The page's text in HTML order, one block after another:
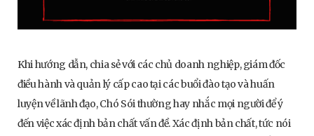
Khi hướng dẫn, chia sẻ với các chủ doanh nghiệp, giám đốc
điều hành và quản lý cấp cao tại các buổi đào tạo và huấn
luyện về lãnh đạo, Chó Sói thường hay nhắc mọi người để ý
đến việc xác định bản chất vấn đề. Xác định bản chất, tức nói